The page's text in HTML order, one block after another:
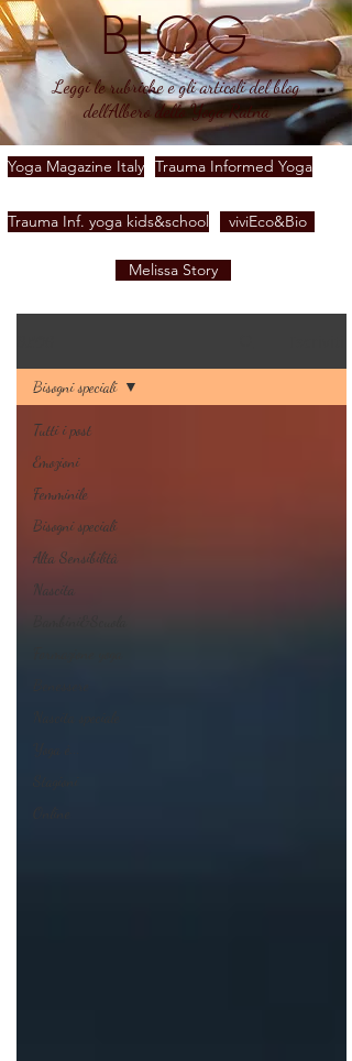
BLOG
Leggi le rubriche e gli articoli del blog
dell'Albero dello Yoga Ratna
Yoga Magazine Italy
Trauma Inf. yoga kids&school
Trauma Informed Yoga
viviEco&Bio
Melissa Story
Tutti i post
Emozioni
Femminile
Bisogni speciali
Alta Sensibilità
Nascita
Bisogni speciali